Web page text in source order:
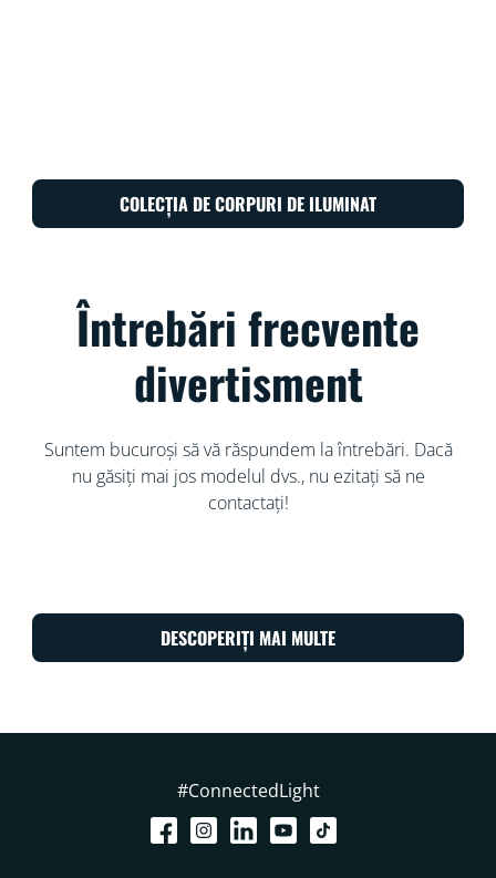
COLECȚIA DE CORPURI DE ILUMINAT
Întrebări frecvente
divertisment
Suntem bucuroși să vă răspundem la întrebări. Dacă
nu găsiți mai jos modelul dvs., nu ezitați să ne
contactați!
DESCOPERIȚI MAI MULTE
#ConnectedLight